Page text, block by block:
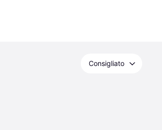
Consigliato